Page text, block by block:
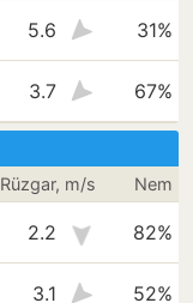
5.6 31%
3.7 67%
Rüzgar, m/s Nem
2.2 82%
3.1 52%